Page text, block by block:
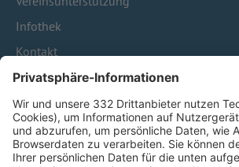
Infothek
Kontakt
HÄUFIG BESUCHTE SEITEN
Pässe und Vereinswechsel
Trainerausbildung